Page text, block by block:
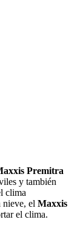
Premitra
y también
clima
el Maxxis
el clima.